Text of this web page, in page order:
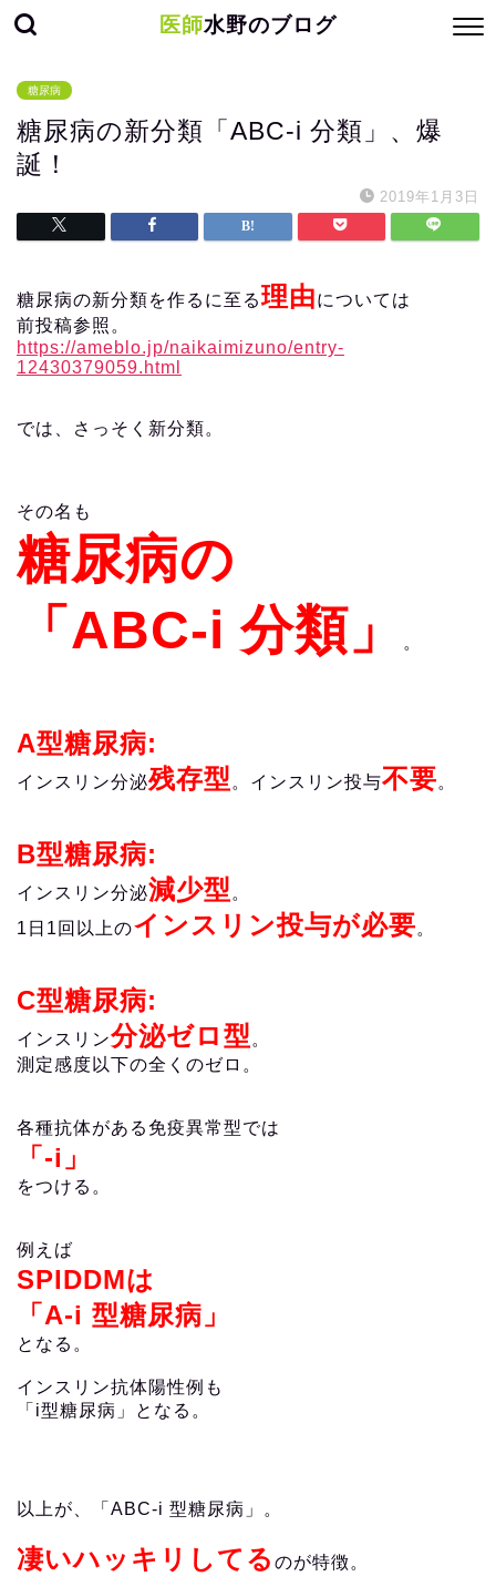
医師水野のブログ
糖尿病
糖尿病の新分類「ABC-i 分類」、爆
誕！
2019年1月3日
糖尿病の新分類を作るに至る理由については
前投稿参照。
https://ameblo.jp/naikaimizuno/entry-
12430379059.html
では、さっそく新分類。
その名も
糖尿病の
「ABC-i 分類」
。
A型糖尿病:
インスリン分泌残存型 。インスリン投与不要。
B型糖尿病:
インスリン分泌減少型 。
1日1回以上のインスリン投与が必要。
C型糖尿病:
インスリン分泌ゼロ型 。
測定感度以下の全くのゼロ。
各種抗体がある免疫異常型では
「-i」
をつける。
例えば
SPIDDMは
「A-i 型糖尿病」
となる。
インスリン抗体陽性例も
「i型糖尿病」となる。
以上が、「ABC-i 型糖尿病」。
凄いハッキリしてる のが特徴。